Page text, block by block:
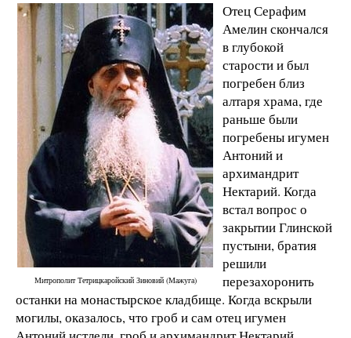
Митрополит Тетрицкаройский Зиновий (Мажуга)
Отец Серафим
Амелин скончался
в глубокой
старости и был
погребен близ
алтаря храма, где
раньше были
погребены игумен
Антоний и
архимандрит
Нектарий. Когда
встал вопрос о
закрытии Глинской
пустыни, братия
решили
перезахоронить
останки на монастырское кладбище. Когда вскрыли
могилы, оказалось, что гроб и сам отец игумен